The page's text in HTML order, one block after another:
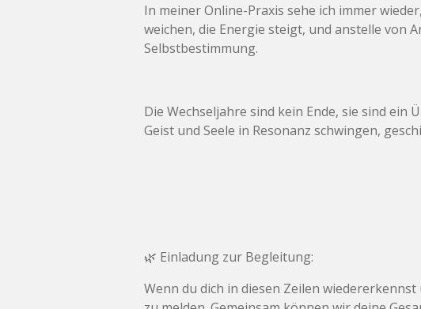
In meiner Online-Praxis sehe ich immer
weichen, die Energie steigt, und anstelle von
Selbstbestimmung.
Die Wechseljahre sind kein Ende, sie sind
Geist und Seele in Resonanz schwingen,
🌿 Einladung zur Begleitung:
Wenn du dich in diesen Zeilen